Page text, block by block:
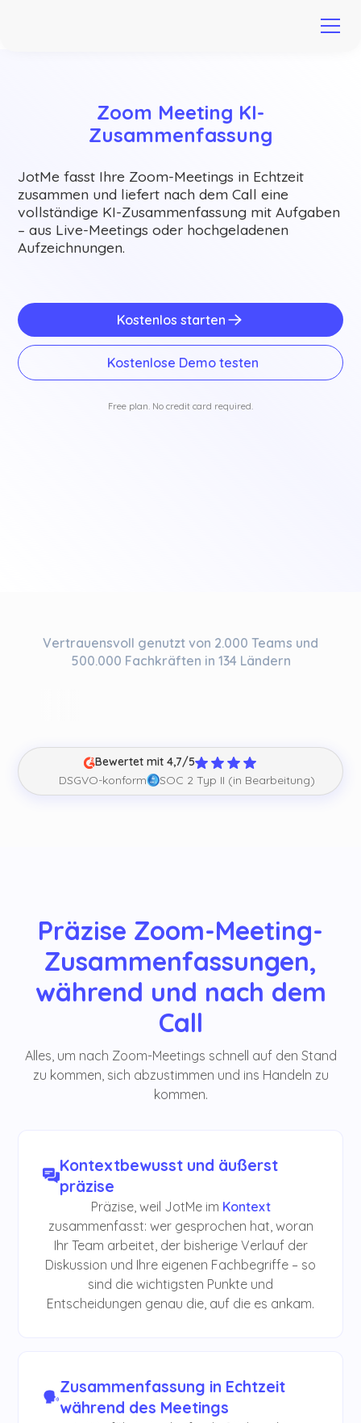
Zoom Meeting KI-
Zusammenfassung
JotMe fasst Ihre Zoom-Meetings in Echtzeit
zusammen und liefert nach dem Call eine
vollständige KI-Zusammenfassung mit Aufgaben
– aus Live-Meetings oder hochgeladenen
Aufzeichnungen.
Kostenlos starten
Kostenlose Demo testen
Free plan. No credit card required.
Vertrauensvoll genutzt von 2.000 Teams und
500.000 Fachkräften in 134 Ländern
Bewertet mit 4,7/5
DSGVO-konform
SOC 2 Typ II (in Bearbeitung)
Präzise Zoom-Meeting-
Zusammenfassungen,
während und nach dem
Call
Alles, um nach Zoom-Meetings schnell auf den Stand
zu kommen, sich abzustimmen und ins Handeln zu
kommen.
Kontextbewusst und äußerst
präzise
Präzise, weil JotMe im Kontext
zusammenfasst: wer gesprochen hat, woran
Ihr Team arbeitet, der bisherige Verlauf der
Diskussion und Ihre eigenen Fachbegriffe – so
sind die wichtigsten Punkte und
Entscheidungen genau die, auf die es ankam.
Zusammenfassung in Echtzeit
während des Meetings